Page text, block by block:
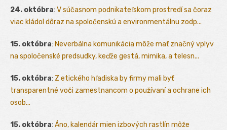
24. októbra: V súčasnom podnikateľskom prostredí sa čoraz
viac kládol dôraz na spoločenskú a environmentálnu zodp...
15. októbra: Neverbálna komunikácia môže mať značný vplyv
na spoločenské predsudky, keďže gestá, mimika, a telesn...
15. októbra: Z etického hľadiska by firmy mali byť
transparentné voči zamestnancom o používaní a ochrane ich
osob...
15. októbra: Áno, kalendár mien izbových rastlín môže